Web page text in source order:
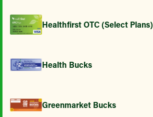
Healthfirst OTC (Select Plans)
Health Bucks
Greenmarket Bucks